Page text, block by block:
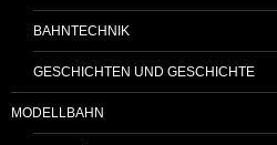
BAHNTECHNIK
GESCHICHTEN UND GESCHICHTE
MODELLBAHN